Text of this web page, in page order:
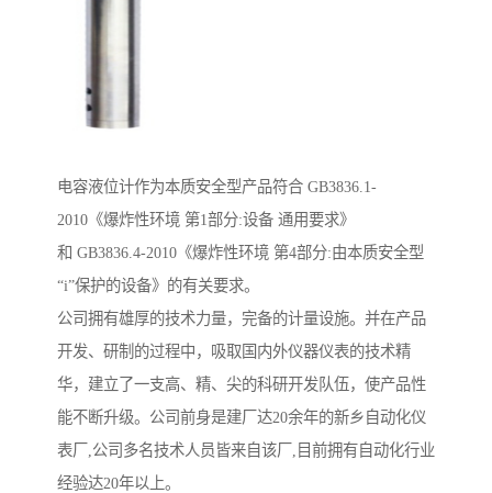
电容液位计作为本质安全型产品符合 GB3836.1-
2010《爆炸性环境 第1部分:设备 通用要求》
和 GB3836.4-2010《爆炸性环境 第4部分:由本质安全型
“i”保护的设备》的有关要求。
公司拥有雄厚的技术力量，完备的计量设施。并在产品
开发、研制的过程中，吸取国内外仪器仪表的技术精
华，建立了一支高、精、尖的科研开发队伍，使产品性
能不断升级。公司前身是建厂达20余年的新乡自动化仪
表厂,公司多名技术人员皆来自该厂,目前拥有自动化行业
经验达20年以上。